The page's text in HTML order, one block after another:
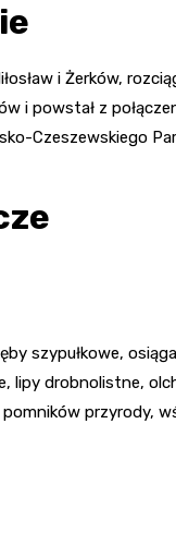
i Żerków,
i powstał z
Czeszewskiego
szypułkowe,
lipy drobnolistne,
przyrody,